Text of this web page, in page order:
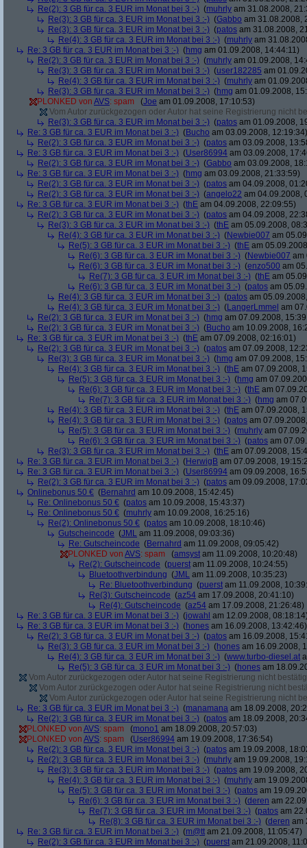
Re(2): 3 GB für ca. 3 EUR im Monat bei 3 :-) (muhrly am 31.08.2008,
Re(3): 3 GB für ca. 3 EUR im Monat bei 3 :-) (Gabbo am 31.08.2008,
Re(3): 3 GB für ca. 3 EUR im Monat bei 3 :-) (patos am 31.08.2008,
Re(4): 3 GB für ca. 3 EUR im Monat bei 3 :-) (muhrly am
Re: 3 GB für ca. 3 EUR im Monat bei 3 :-) (hmg am 01.09.2008, 14:44:11)
Re(2): 3 GB für ca. 3 EUR im Monat bei 3 :-) (muhrly am 01.09.2008,
Re(3): 3 GB für ca. 3 EUR im Monat bei 3 :-) (user182285 am
Re(4): 3 GB für ca. 3 EUR im Monat bei 3 :-) (muhrly am
Re(3): 3 GB für ca. 3 EUR im Monat bei 3 :-) (hmg am 01.09.2008,
PLONKED von AVS: spam (Joe am 01.09.2008, 17:10:53)
Vom Autor zurückgezogen oder Autor hat seine Registrierung nicht
Re(3): 3 GB für ca. 3 EUR im Monat bei 3 :-) (patos am 01.09.2008,
Re: 3 GB für ca. 3 EUR im Monat bei 3 :-) (Bucho am 03.09.2008, 12:19:34)
Re(2): 3 GB für ca. 3 EUR im Monat bei 3 :-) (patos am 03.09.2008,
Re: 3 GB für ca. 3 EUR im Monat bei 3 :-) (User86994 am 03.09.2008,
Re(2): 3 GB für ca. 3 EUR im Monat bei 3 :-) (Gabbo am 03.09.2008,
Re: 3 GB für ca. 3 EUR im Monat bei 3 :-) (hmg am 03.09.2008, 21:33:59)
Re(2): 3 GB für ca. 3 EUR im Monat bei 3 :-) (patos am 04.09.2008,
Re(2): 3 GB für ca. 3 EUR im Monat bei 3 :-) (angelo22 am 04.09.2008,
Re: 3 GB für ca. 3 EUR im Monat bei 3 :-) (thE am 04.09.2008, 22:09:55)
Re(2): 3 GB für ca. 3 EUR im Monat bei 3 :-) (patos am 04.09.2008,
Re(3): 3 GB für ca. 3 EUR im Monat bei 3 :-) (thE am 05.09.2008,
Re(4): 3 GB für ca. 3 EUR im Monat bei 3 :-) (Newbie007 am
Re(5): 3 GB für ca. 3 EUR im Monat bei 3 :-) (thE am
Re(6): 3 GB für ca. 3 EUR im Monat bei 3 :-) (Newbie007 am
Re(6): 3 GB für ca. 3 EUR im Monat bei 3 :-) (enzo500 am
Re(7): 3 GB für ca. 3 EUR im Monat bei 3 :-) (thE am
Re(6): 3 GB für ca. 3 EUR im Monat bei 3 :-) (patos am
Re(4): 3 GB für ca. 3 EUR im Monat bei 3 :-) (patos am
Re(4): 3 GB für ca. 3 EUR im Monat bei 3 :-) (LangerLmmel am
Re(2): 3 GB für ca. 3 EUR im Monat bei 3 :-) (hmg am 07.09.2008,
Re(2): 3 GB für ca. 3 EUR im Monat bei 3 :-) (Bucho am 10.09.2008,
Re: 3 GB für ca. 3 EUR im Monat bei 3 :-) (thE am 07.09.2008, 02:16:01)
Re(2): 3 GB für ca. 3 EUR im Monat bei 3 :-) (patos am 07.09.2008,
Re(3): 3 GB für ca. 3 EUR im Monat bei 3 :-) (hmg am 07.09.2008,
Re(4): 3 GB für ca. 3 EUR im Monat bei 3 :-) (thE am 07.09.2008,
Re(5): 3 GB für ca. 3 EUR im Monat bei 3 :-) (hmg am
Re(6): 3 GB für ca. 3 EUR im Monat bei 3 :-) (thE am
Re(7): 3 GB für ca. 3 EUR im Monat bei 3 :-) (hmg am
Re(4): 3 GB für ca. 3 EUR im Monat bei 3 :-) (thE am 07.09.2008,
Re(4): 3 GB für ca. 3 EUR im Monat bei 3 :-) (patos am
Re(5): 3 GB für ca. 3 EUR im Monat bei 3 :-) (muhrly am
Re(6): 3 GB für ca. 3 EUR im Monat bei 3 :-) (patos am
Re(3): 3 GB für ca. 3 EUR im Monat bei 3 :-) (thE am 07.09.2008,
Re: 3 GB für ca. 3 EUR im Monat bei 3 :-) (HerwigB am 07.09.2008,
Re: 3 GB für ca. 3 EUR im Monat bei 3 :-) (User86994 am 09.09.2008,
Re(2): 3 GB für ca. 3 EUR im Monat bei 3 :-) (patos am 09.09.2008,
Onlinebonus 50 € (Bernahrd am 10.09.2008, 15:42:45)
Re: Onlinebonus 50 € (patos am 10.09.2008, 15:43:37)
Re: Onlinebonus 50 € (muhrly am 10.09.2008, 16:25:16)
Re(2): Onlinebonus 50 € (patos am 10.09.2008, 18:10:46)
Gutscheincode (JML am 11.09.2008, 09:03:36)
Re: Gutscheincode (Bernahrd am 11.09.2008, 09:05:42)
PLONKED von AVS: spam (amsyst am 11.09.2008, 10:20:48)
Re(2): Gutscheincode (puerst am 11.09.2008, 10:24:55)
Bluetoothverbindung (JML am 11.09.2008, 10:35:23)
Re: Bluetoothverbindung (puerst am 11.09.2008,
Re(3): Gutscheincode (az54 am 17.09.2008, 20:41:10)
Re(4): Gutscheincode (az54 am 17.09.2008, 21:26:48)
Re: 3 GB für ca. 3 EUR im Monat bei 3 :-) (jowahl am 12.09.2008,
Re: 3 GB für ca. 3 EUR im Monat bei 3 :-) (hones am 16.09.2008, 13:42:46)
Re(2): 3 GB für ca. 3 EUR im Monat bei 3 :-) (patos am 16.09.2008,
Re(3): 3 GB für ca. 3 EUR im Monat bei 3 :-) (hones am 16.09.2008,
Re(4): 3 GB für ca. 3 EUR im Monat bei 3 :-) (www.turbo-diesel.at
Re(5): 3 GB für ca. 3 EUR im Monat bei 3 :-) (hones am
Vom Autor zurückgezogen oder Autor hat seine Registrierung nicht
Vom Autor zurückgezogen oder Autor hat seine Registrierung nicht
Vom Autor zurückgezogen oder Autor hat seine Registrierung nicht
Re: 3 GB für ca. 3 EUR im Monat bei 3 :-) (manamana am 18.09.2008,
Re(2): 3 GB für ca. 3 EUR im Monat bei 3 :-) (patos am 18.09.2008,
PLONKED von AVS: spam (mono1 am 18.09.2008, 20:57:03)
PLONKED von AVS: spam (User86994 am 19.09.2008, 17:36:54)
Re(2): 3 GB für ca. 3 EUR im Monat bei 3 :-) (patos am 19.09.2008,
Re(2): 3 GB für ca. 3 EUR im Monat bei 3 :-) (muhrly am 19.09.2008,
Re(3): 3 GB für ca. 3 EUR im Monat bei 3 :-) (patos am 19.09.2008,
Re(4): 3 GB für ca. 3 EUR im Monat bei 3 :-) (muhrly am
Re(5): 3 GB für ca. 3 EUR im Monat bei 3 :-) (patos am
Re(6): 3 GB für ca. 3 EUR im Monat bei 3 :-) (deren am
Re(7): 3 GB für ca. 3 EUR im Monat bei 3 :-) (patos am
Re(8): 3 GB für ca. 3 EUR im Monat bei 3 :-) (deren am
Re: 3 GB für ca. 3 EUR im Monat bei 3 :-) (m@tt am 21.09.2008, 11:05:47)
Re(2): 3 GB für ca. 3 EUR im Monat bei 3 :-) (puerst am 21.09.2008,